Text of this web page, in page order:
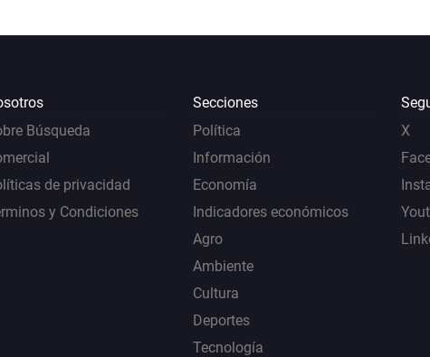
Búsqueda
de privacidad
y Condiciones
Secciones
Política
Información
Economía
Indicadores económicos
Agro
Ambiente
Cultura
Deportes
Tecnología
X